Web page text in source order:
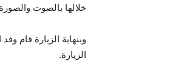
خلالها بالصوت
وبنهاية الزيارة قام
الزيارة.